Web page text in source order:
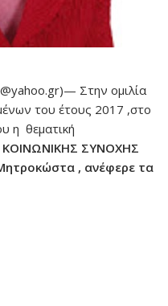
Στην ομιλία
του έτους 2017 ,στο
η θεματική
ΣΥΝΟΧΗΣ
, ανέφερε τα